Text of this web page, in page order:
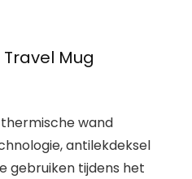
Mug
wand
antilekdeksel
gebruiken tijdens het